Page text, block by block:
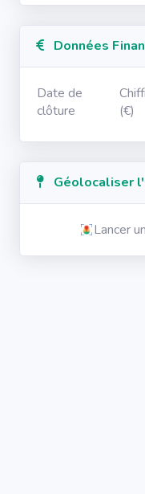
Données
Date de
clôture
(€)
Géolocaliser
Lancer